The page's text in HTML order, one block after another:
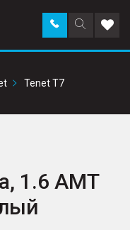
Поиск
по
Заказать
звонок в
Tenet T7
1.6 AMT